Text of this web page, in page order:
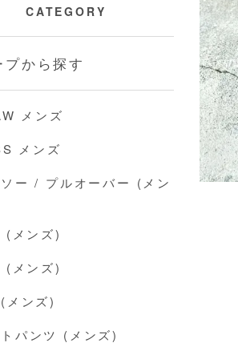
CATEGORY
プから探す
メンズ
メンズ
ー / プルオーバー (メン
(メンズ)
(メンズ)
メンズ)
パンツ (メンズ)